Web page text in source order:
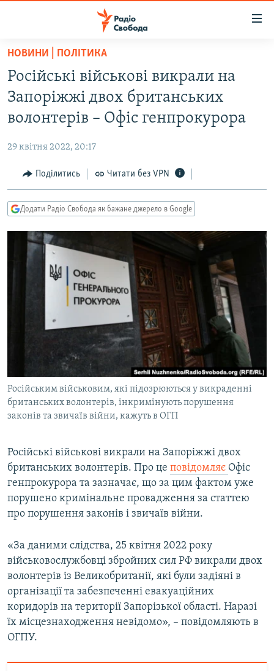
Перейти
основного
матеріалу
Перейти
до
основної
Перейти
до
пошуку
СТАТТІ
СУСПІЛЬСТВО
УКРАЇНА
РОСІЙСЬКА «ФІЛЬТРАЦІЯ»
ДОНБАС.РЕАЛІЇ
ТИ ЯК?
СХЕМИ
КИТАЙ.ВИКЛИКИ
МУЛЬТИМЕДІА
СПЕЦПРОЄКТИ
ПОДКАСТИ
КРИМ РЕАЛІЇ
РУС
КТАТ
Усі сайти RFE/RL
НОВИНИ | ПОЛІТИКА
Російські військові викрали на
Запоріжжі двох британських
волонтерів – Офіс генпрокурора
29 квітня 2022, 20:17
Поділитись Читати без VPN
Додати Радіо Свобода як бажане джерело в Google
Російським військовим, які підозрюються у викраденні
британських волонтерів, інкримінують порушення
законів та звичаїв війни, кажуть в ОГП
Російські військові викрали на Запоріжжі двох
британських волонтерів. Про це повідомляє Офіс
генпрокурора та зазначає, що за цим фактом уже
порушено кримінальне провадження за статтею
про порушення законів і звичаїв війни.
«За даними слідства, 25 квітня 2022 року
військовослужбовці збройних сил РФ викрали двох
волонтерів із Великобританії, які були задіяні в
організації та забезпеченні евакуаційних
коридорів на території Запорізької області. Наразі
їх місцезнаходження невідомо», – повідомляють в
ОГПУ.